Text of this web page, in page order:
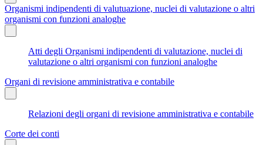
Organismi indipendenti di valutuazione, nuclei di valutazione o altri
organismi con funzioni analoghe
Atti degli Organismi indipendenti di valutazione, nuclei di
valutazione o altri organismi con funzioni analoghe
Organi di revisione amministrativa e contabile
Relazioni degli organi di revisione amministrativa e contabile
Corte dei conti